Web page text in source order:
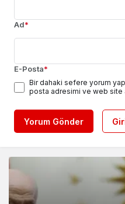
Ad*
E-Posta*
Bir dahaki sefere yorum
posta adresimi ve web site
Yorum Gönder